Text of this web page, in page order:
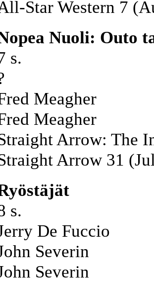
Star Western 7
Nuoli: Outo
s.
Meagher
Meagher
Arrow: The
Arrow 31
s.
De Fuccio
Severin
Severin